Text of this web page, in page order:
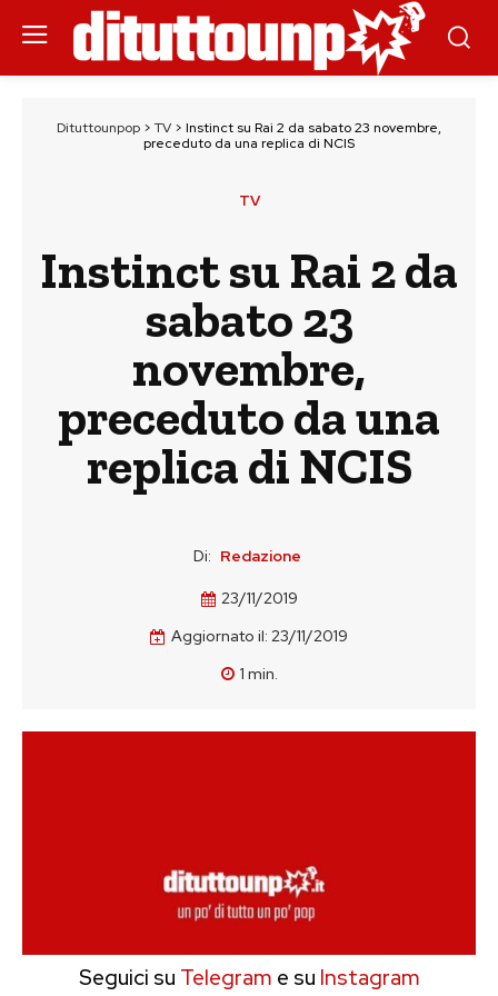
Dituttounpop > TV > Instinct su Rai 2 da sabato 23 novembre,
preceduto da una replica di NCIS
TV
Instinct su Rai 2 da
sabato 23
novembre,
preceduto da una
replica di NCIS
Di: Redazione
23/11/2019
Aggiornato il: 23/11/2019
1 min.
Seguici su Telegram e su Instagram